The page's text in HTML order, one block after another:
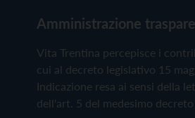
Amministrazione
Vita Trentina percepisce i
cui al decreto legislativo 15
Indicazione resa ai sensi della
dell'art. 5 del medesimo decreto